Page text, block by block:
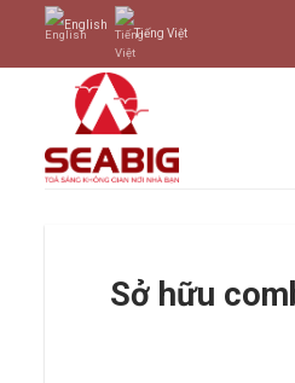
content
English
Tiếng Việt
Sở hữu